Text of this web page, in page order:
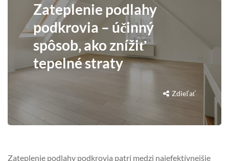
Zateplenie podlahy
podkrovia – účinný
spôsob, ako znížiť
tepelné straty
Zdieľať
Zateplenie podlahy podkrovia patrí medzi najefektívnejšie